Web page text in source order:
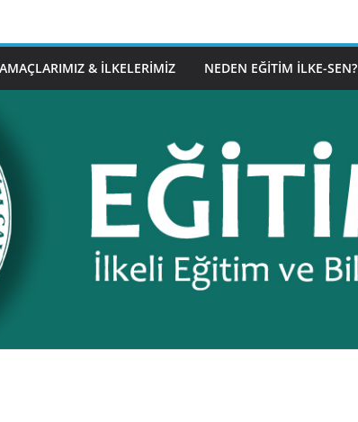
AMAÇLARIMIZ & İLKELERIMIZ NEDEN EĞITIM İLKE-SEN?